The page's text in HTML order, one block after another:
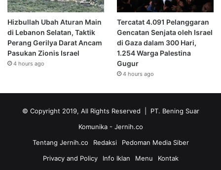
Hizbullah Ubah Aturan Main
di Lebanon Selatan, Taktik
Perang Gerilya Darat Ancam
Pasukan Zionis Israel
4 hours ago
Tercatat 4.091 Pelanggaran
Gencatan Senjata oleh Israel
di Gaza dalam 300 Hari,
1.254 Warga Palestina
Gugur
4 hours ago
© Copyright 2019, All Rights Reserved | PT. Bening Suar
Komunika - Jernih.co
Tentang Jernih.co
Redaksi
Pedoman Media Siber
Privacy and Policy
Info Iklan Menu Kontak